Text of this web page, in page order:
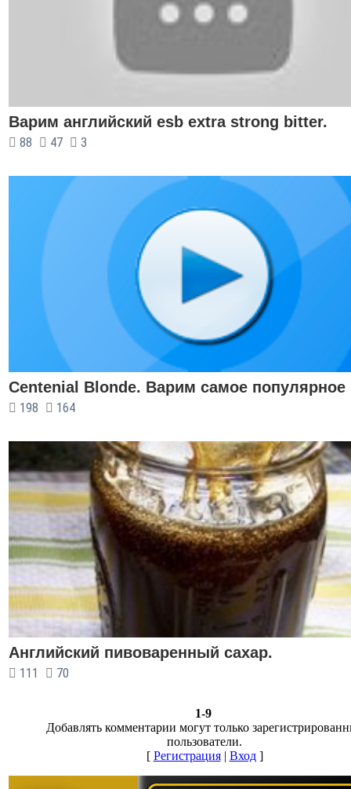
Варим английский esb extra strong bitter.
88 47 3
Centenial Blonde. Варим самое популярное
198 164
Английский пивоваренный сахар.
111 70
1-9
Добавлять комментарии могут только
пользователи.
[ Регистрация| Вход]